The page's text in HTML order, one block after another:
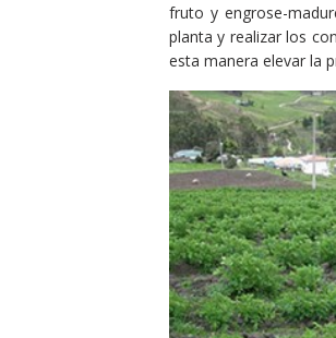
fruto y engrose-
planta y realizar los
esta manera elevar la